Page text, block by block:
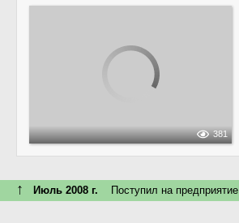
381
↑ Июль 2008 г. Поступил на предприятие